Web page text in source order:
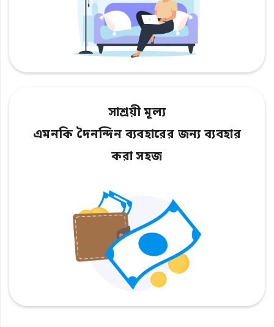
সাশ্রয়ী মূল্য
এমনকি দৈনন্দিন ব্যবহারের জন্য ব্যবহার
করা সহজ